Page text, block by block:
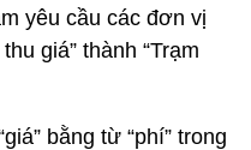
yêu cầu các đơn vị
giá” thành “Trạm
bằng từ “phí” trong